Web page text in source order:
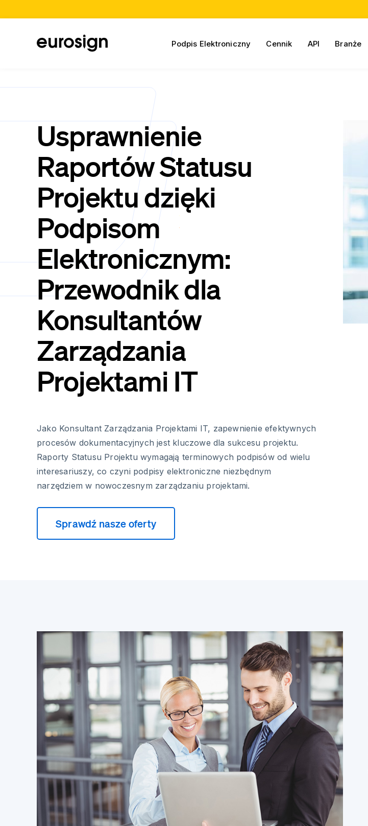
Podpis Elektroniczny Cennik API Branże
Usprawnienie
Raportów Statusu
Projektu dzięki
Podpisom
Elektronicznym:
Przewodnik dla
Konsultantów
Zarządzania
Projektami IT
Jako Konsultant Zarządzania Projektami IT, zapewnienie efektywnych
procesów dokumentacyjnych jest kluczowe dla sukcesu projektu.
Raporty Statusu Projektu wymagają terminowych podpisów od wielu
interesariuszy, co czyni podpisy elektroniczne niezbędnym
narzędziem w nowoczesnym zarządzaniu projektami.
Sprawdź nasze oferty